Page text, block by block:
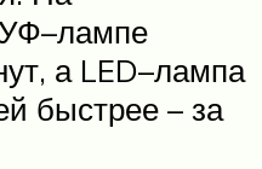
а LED–лампа
быстрее – за